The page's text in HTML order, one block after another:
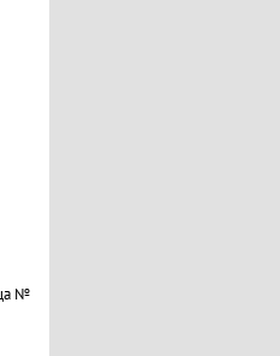
№